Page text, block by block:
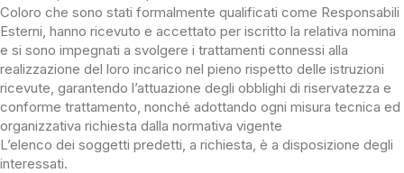
Coloro che sono stati formalmente qualificati come Responsabili
Esterni, hanno ricevuto e accettato per iscritto la relativa nomina
e si sono impegnati a svolgere i trattamenti connessi alla
realizzazione del loro incarico nel pieno rispetto delle istruzioni
ricevute, garantendo l’attuazione degli obblighi di riservatezza e
conforme trattamento, nonché adottando ogni misura tecnica ed
organizzativa richiesta dalla normativa vigente
L’elenco dei soggetti predetti, a richiesta, è a disposizione degli
interessati.